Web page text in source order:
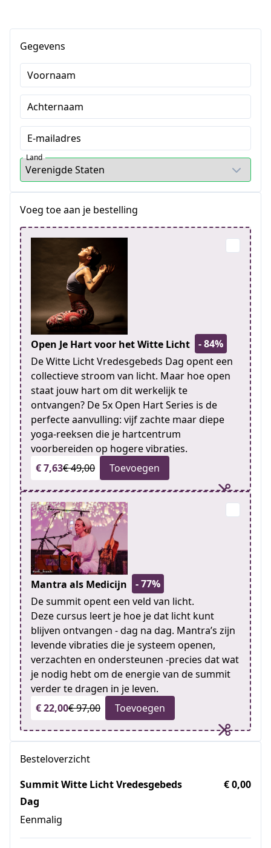
Gegevens
Voornaam
Achternaam
E-mailadres
Land
Voeg toe aan je bestelling
Open Je Hart voor het Witte Licht
- 84%
De Witte Licht Vredesgebeds Dag opent een
collectieve stroom van licht. Maar hoe open
staat jouw hart om dit werkelijk te
ontvangen? De 5x Open Hart Series is de
perfecte aanvulling: vijf zachte maar diepe
yoga-reeksen die je hartcentrum
voorbereiden op hogere vibraties.
€ 7,63€ 49,00 Toevoegen
Mantra als Medicijn
- 77%
De summit opent een veld van licht.
Deze cursus leert je hoe je dat licht kunt
blijven ontvangen - dag na dag. Mantra’s zijn
levende vibraties die je systeem openen,
verzachten en ondersteunen -precies dat wat
je nodig hebt om de energie van de summit
verder te dragen in je leven.
€ 22,00€ 97,00 Toevoegen
Besteloverzicht
Summit Witte Licht Vredesgebeds
Dag
Eenmalig
€ 0,00